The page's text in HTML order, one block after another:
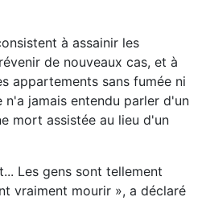
à assainir les
de nouveaux cas, et à
appartements sans fumée ni
n'a jamais entendu parler d'un
mort assistée au lieu d'un
Les gens sont tellement
vraiment mourir », a déclaré